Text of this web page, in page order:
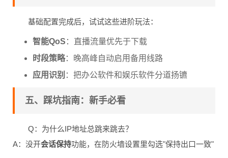
基础配置完成后，试试这些进阶玩法：
智能QoS ：直播流量优先于下载
时段策略：晚高峰自动启用备用线路
应用识别 ：把办公软件和娱乐软件分道扬镳
五、踩坑指南：新手必看
Q：为什么IP地址总跳来跳去？
A：没开会话保持功能，在防火墙设置里勾选"保持出口一致"